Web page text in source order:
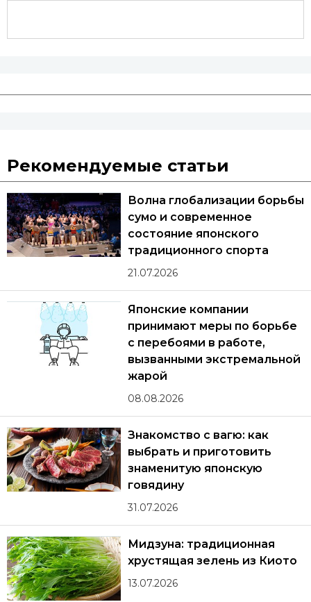
Рекомендуемые статьи
Волна глобализации борьбы
сумо и современное
состояние японского
традиционного спорта
21.07.2026
Японские компании
принимают меры по борьбе
с перебоями в работе,
вызванными экстремальной
жарой
08.08.2026
Знакомство с вагю: как
выбрать и приготовить
знаменитую японскую
говядину
31.07.2026
Мидзуна: традиционная
хрустящая зелень из Киото
13.07.2026